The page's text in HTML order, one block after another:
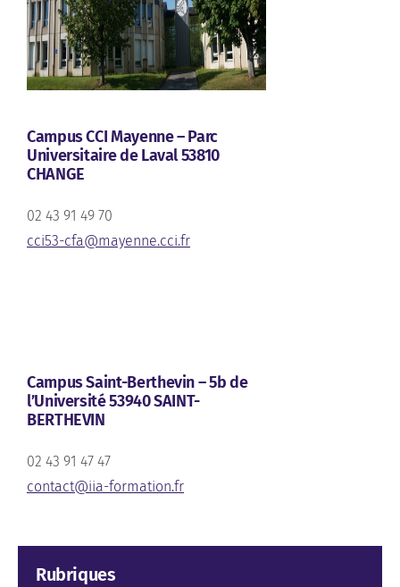
Campus CCI Mayenne – Parc
Universitaire de Laval 53810
CHANGE
02 43 91 49 70
cci53-cfa@mayenne.cci.fr
Campus Saint-Berthevin – 5b de
l’Université 53940 SAINT-
BERTHEVIN
02 43 91 47 47
contact@iia-formation.fr
Rubriques